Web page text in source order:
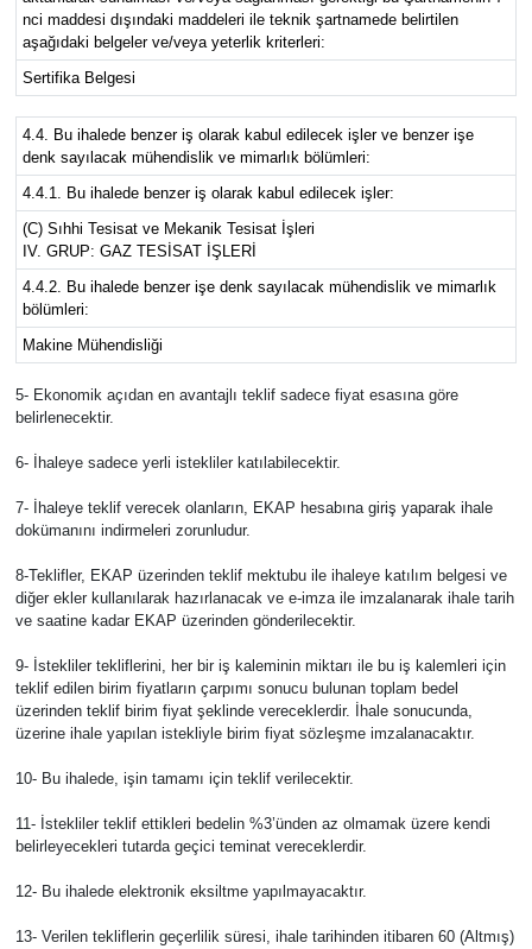
nci maddesi dışındaki maddeleri ile teknik şartnamede belirtilen
aşağıdaki belgeler ve/veya yeterlik kriterleri:
Sertifika Belgesi
4.4. Bu ihalede benzer iş olarak kabul edilecek işler ve benzer işe
denk sayılacak mühendislik ve mimarlık bölümleri:
4.4.1. Bu ihalede benzer iş olarak kabul edilecek işler:
(C) Sıhhi Tesisat ve Mekanik Tesisat İşleri
IV. GRUP: GAZ TESİSAT İŞLERİ
4.4.2. Bu ihalede benzer işe denk sayılacak mühendislik ve mimarlık
bölümleri:
Makine Mühendisliği
5- Ekonomik açıdan en avantajlı teklif sadece fiyat esasına göre
belirlenecektir.
6- İhaleye sadece yerli istekliler katılabilecektir.
7- İhaleye teklif verecek olanların, EKAP hesabına giriş yaparak ihale
dokümanını indirmeleri zorunludur.
8-Teklifler, EKAP üzerinden teklif mektubu ile ihaleye katılım belgesi ve
diğer ekler kullanılarak hazırlanacak ve e-imza ile imzalanarak ihale tarih
ve saatine kadar EKAP üzerinden gönderilecektir.
9- İstekliler tekliflerini, her bir iş kaleminin miktarı ile bu iş kalemleri için
teklif edilen birim fiyatların çarpımı sonucu bulunan toplam bedel
üzerinden teklif birim fiyat şeklinde vereceklerdir. İhale sonucunda,
üzerine ihale yapılan istekliyle birim fiyat sözleşme imzalanacaktır.
10- Bu ihalede, işin tamamı için teklif verilecektir.
11- İstekliler teklif ettikleri bedelin %3’ünden az olmamak üzere kendi
belirleyecekleri tutarda geçici teminat vereceklerdir.
12- Bu ihalede elektronik eksiltme yapılmayacaktır.
13- Verilen tekliflerin geçerlilik süresi, ihale tarihinden itibaren 60 (Altmış)